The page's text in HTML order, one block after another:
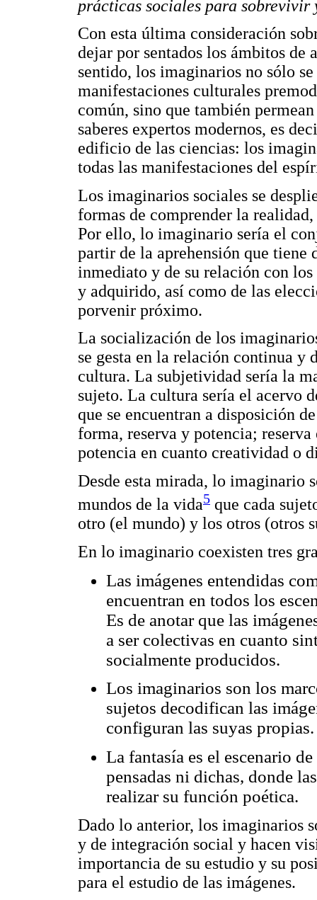
prácticas sociales para sobrevivir
Con esta última consideración
dejar por sentados los ámbitos
sentido, los imaginarios no sólo
manifestaciones culturales
común, sino que también
saberes expertos modernos, es
edificio de las ciencias: los
todas las manifestaciones del
Los imaginarios sociales se
formas de comprender la
Por ello, lo imaginario sería el
partir de la aprehensión que tiene
inmediato y de su relación con
y adquirido, así como de las
porvenir próximo.
La socialización de los
se gesta en la relación continua
cultura. La subjetividad sería la
sujeto. La cultura sería el acervo
que se encuentran a disposición
forma, reserva y potencia;
potencia en cuanto creatividad o
Desde esta mirada, lo imaginario
mundos de la vida5 que cada
otro (el mundo) y los otros (otros
En lo imaginario coexisten tres
Las imágenes entendidas
encuentran en todos los
Es de anotar que las
a ser colectivas en cuanto
socialmente producidos.
Los imaginarios son los
sujetos decodifican las
configuran las suyas propias.
La fantasía es el escenario
pensadas ni dichas, donde
realizar su función poética.
Dado lo anterior, los imaginarios
y de integración social y hacen
importancia de su estudio y su
para el estudio de las imágenes.